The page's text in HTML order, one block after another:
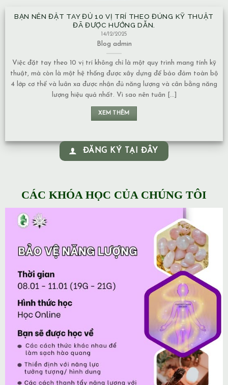
BẠN NÊN ĐẶT TAY ĐỦ 10 VỊ TRÍ THEO ĐÚNG KỸ THUẬT
ĐÃ ĐƯỢC HƯỚNG DẪN.
14/12/2025
admin
đặt tay theo 10 vị trí không chỉ là một quy trình mang tính kỹ
mà còn là một hệ thống được xây dựng để bảo đảm toàn bộ
lớp cơ thể và luân xa được nhận đủ năng lượng và cân bằng năng
lượng hiệu quả nhất. Vì sao nên tuân [...]
XEM THÊM
ĐĂNG KÝ TẠI ĐÂY
CÁC KHÓA HỌC CỦA CHÚNG TÔI